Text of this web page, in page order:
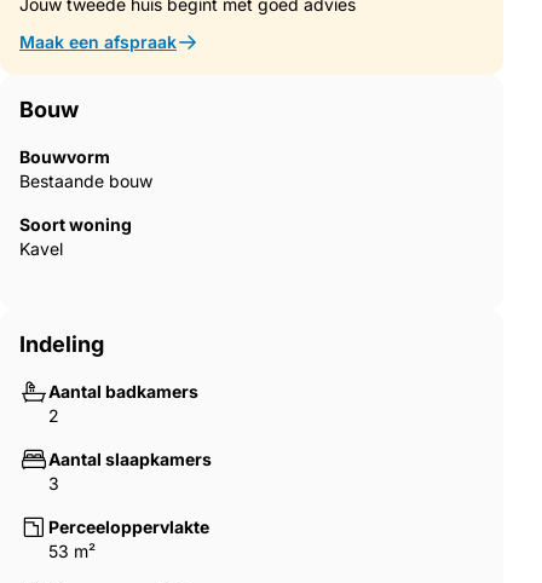
Jouw tweede huis begint met goed advies
Maak een afspraak
Bouw
Bouwvorm
Bestaande bouw
Soort woning
Kavel
Indeling
Aantal badkamers
2
Aantal slaapkamers
3
Perceeloppervlakte
53 m²